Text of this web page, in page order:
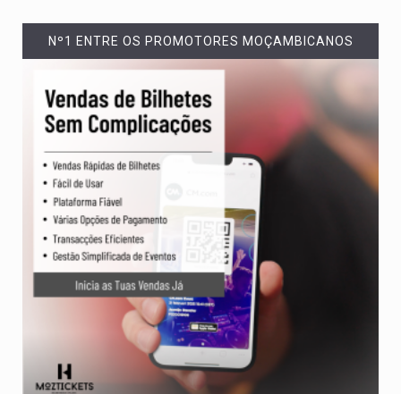
Nº1 ENTRE OS PROMOTORES MOÇAMBICANOS